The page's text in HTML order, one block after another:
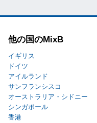
他の国のMixB
イギリス
ドイツ
アイルランド
サンフランシスコ
オーストラリア・シドニー
シンガポール
香港